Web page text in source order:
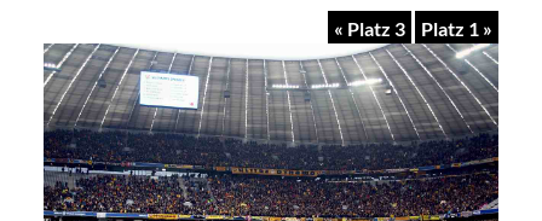
« Platz 3 Platz 1 »